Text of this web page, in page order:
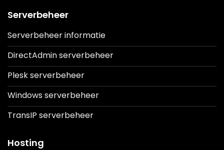
Serverbeheer
Serverbeheer informatie
DirectAdmin serverbeheer
Plesk serverbeheer
Windows serverbeheer
TransIP serverbeheer
Hosting